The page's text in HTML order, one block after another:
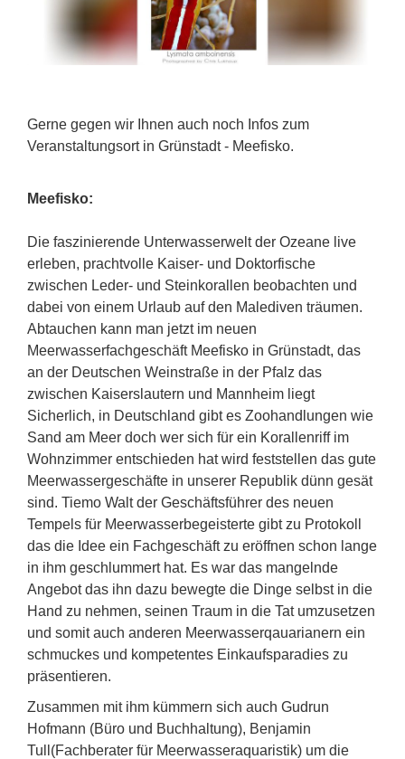
Gerne gegen wir Ihnen auch noch Infos zum
Veranstaltungsort in Grünstadt - Meefisko.
Meefisko:
Die faszinierende Unterwasserwelt der Ozeane live
erleben, prachtvolle Kaiser- und Doktorfische
zwischen Leder- und Steinkorallen beobachten und
dabei von einem Urlaub auf den Malediven träumen.
Abtauchen kann man jetzt im neuen
Meerwasserfachgeschäft Meefisko in Grünstadt, das
an der Deutschen Weinstraße in der Pfalz das
zwischen Kaiserslautern und Mannheim liegt
Sicherlich, in Deutschland gibt es Zoohandlungen wie
Sand am Meer doch wer sich für ein Korallenriff im
Wohnzimmer entschieden hat wird feststellen das gute
Meerwassergeschäfte in unserer Republik dünn gesät
sind. Tiemo Walt der Geschäftsführer des neuen
Tempels für Meerwasserbegeisterte gibt zu Protokoll
das die Idee ein Fachgeschäft zu eröffnen schon lange
in ihm geschlummert hat. Es war das mangelnde
Angebot das ihn dazu bewegte die Dinge selbst in die
Hand zu nehmen, seinen Traum in die Tat umzusetzen
und somit auch anderen Meerwasserqauarianern ein
schmuckes und kompetentes Einkaufsparadies zu
präsentieren.
Zusammen mit ihm kümmern sich auch Gudrun
Hofmann (Büro und Buchhaltung), Benjamin
Tull(Fachberater für Meerwasseraquaristik) um die